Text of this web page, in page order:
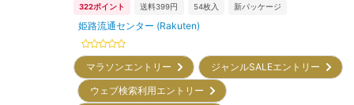
322ポイント 送料399円 54枚入 新パッケージ
姫路流通センター (Rakuten)
マラソンエントリー
ジャンルSALEエントリー
ウェブ検索利用エントリー